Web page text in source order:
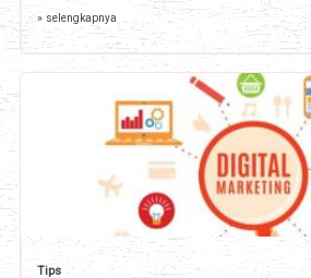
» selengkapnya
Tips